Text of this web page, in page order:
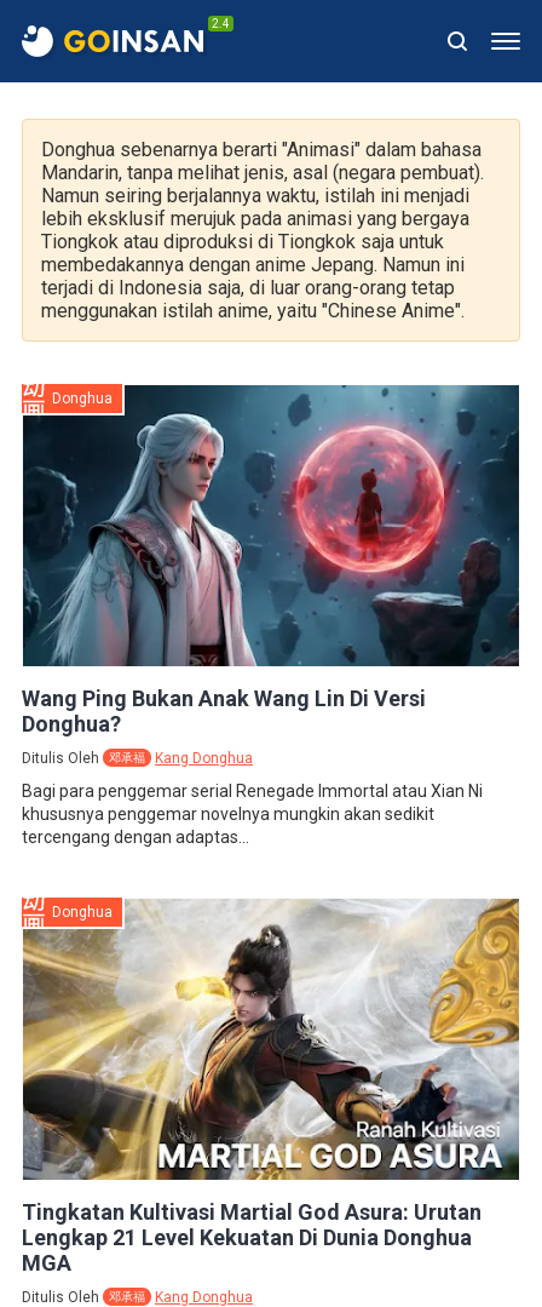
2.4
Donghua sebenarnya berarti "Animasi" dalam bahasa
Mandarin, tanpa melihat jenis, asal (negara pembuat).
Namun seiring berjalannya waktu, istilah ini menjadi
lebih eksklusif merujuk pada animasi yang bergaya
Tiongkok atau diproduksi di Tiongkok saja untuk
membedakannya dengan anime Jepang. Namun ini
terjadi di Indonesia saja, di luar orang-orang tetap
menggunakan istilah anime, yaitu "Chinese Anime".
Donghua
Wang Ping Bukan Anak Wang Lin Di Versi
Donghua?
Ditulis Oleh 邓承福 Kang Donghua
Bagi para penggemar serial Renegade Immortal atau Xian Ni
khususnya penggemar novelnya mungkin akan sedikit
tercengang dengan adaptas...
Donghua
Tingkatan Kultivasi Martial God Asura: Urutan
Lengkap 21 Level Kekuatan Di Dunia Donghua
MGA
Ditulis Oleh 邓承福 Kang Donghua